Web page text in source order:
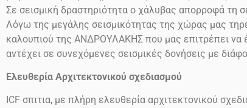
Σε σεισμική δραστηριότητα ο χάλυβας απορροφά τη
Λόγω της μεγάλης σεισμικότητας της χώρας μας
καλουπιού της ΑΝΔΡΟΥΛΑΚΗΣ που μας επιτρέπει να
αντέχει σε συνεχόμενες σεισμικές δονήσεις με
Ελευθερία Αρχιτεκτονικού σχεδιασμού
ICF σπιτια, με πλήρη ελευθερία αρχιτεκτονικού